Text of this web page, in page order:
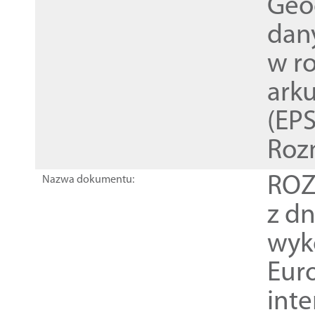
w
Nazwa dokumentu:
z